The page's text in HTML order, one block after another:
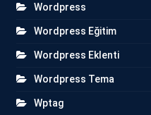
Wordpress
Wordpress Eğitim
Wordpress Eklenti
Wordpress Tema
Wptag